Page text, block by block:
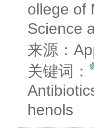
ollege of
Science
来源：
关键词：
henols